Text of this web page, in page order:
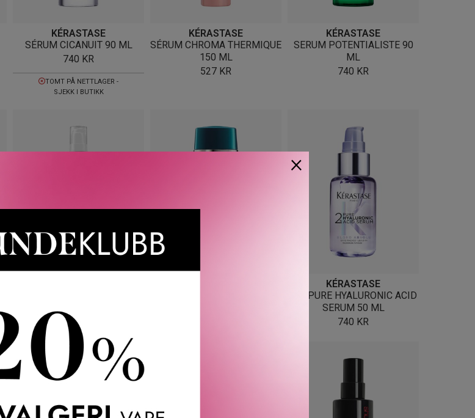
KÉRASTASE
SÉRUM CICANUIT 90 ML
740 KR
TOMT PÅ NETTLAGER -
SJEKK I BUTIKK
KÉRASTASE
SÉRUM CHROMA THERMIQUE
150 ML
527 KR
KÉRASTASE
SERUM POTENTIALISTE 90
ML
740 KR
818
KÉRASTASE
2 % PURE HYALURONIC ACID
SERUM 50 ML
740 KR
×